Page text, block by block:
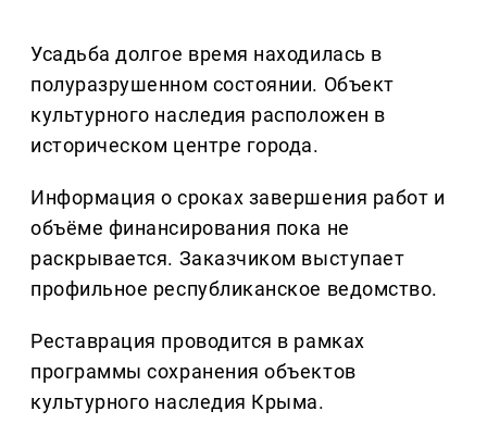
Усадьба долгое время находилась в
полуразрушенном состоянии. Объект
культурного наследия расположен в
историческом центре города.
Информация о сроках завершения работ и
объёме финансирования пока не
раскрывается. Заказчиком выступает
профильное республиканское ведомство.
Реставрация проводится в рамках
программы сохранения объектов
культурного наследия Крыма.